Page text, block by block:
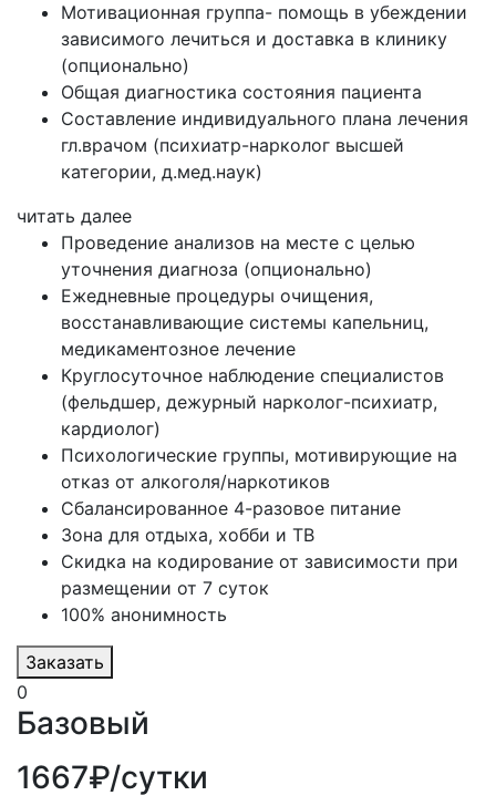
Мотивационная группа- помощь в убеждении
зависимого лечиться и доставка в клинику
(опционально)
Общая диагностика состояния пациента
Составление индивидуального плана лечения
гл.врачом (психиатр-нарколог высшей
категории, д.мед.наук)
читать далее
Проведение анализов на месте с целью
уточнения диагноза (опционально)
Ежедневные процедуры очищения,
восстанавливающие системы капельниц,
медикаментозное лечение
Круглосуточное наблюдение специалистов
(фельдшер, дежурный нарколог-психиатр,
кардиолог)
Психологические группы, мотивирующие на
отказ от алкоголя/наркотиков
Сбалансированное 4-разовое питание
Зона для отдыха, хобби и ТВ
Скидка на кодирование от зависимости при
размещении от 7 суток
100% анонимность
Заказать
0
Базовый
1667₽/сутки